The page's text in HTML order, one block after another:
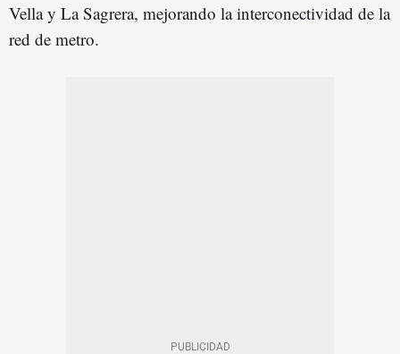
Vella y La Sagrera, mejorando la interconectividad de la
red de metro.